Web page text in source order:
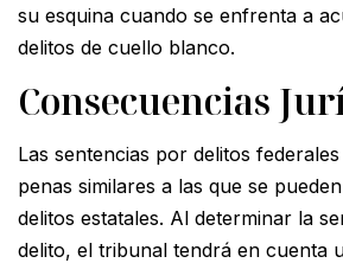
su esquina cuando se enfrenta a
delitos de cuello blanco.
Consecuencias
Las sentencias por delitos
penas similares a las que se
delitos estatales. Al determinar la
delito, el tribunal tendrá en cuenta